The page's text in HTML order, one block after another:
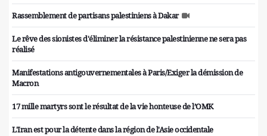
Rassemblement de partisans palestiniens à Dakar
Le rêve des sionistes d'éliminer la résistance palestinienne ne sera pas
réalisé
Manifestations antigouvernementales à Paris/Exiger la démission de
Macron
17 mille martyrs sont le résultat de la vie honteuse de l’OMK
L'Iran est pour la détente dans la région de l'Asie occidentale